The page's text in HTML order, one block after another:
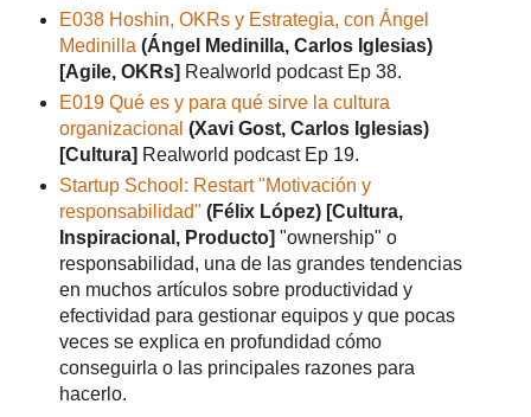
E038 Hoshin, OKRs y Estrategia, con Ángel
Medinilla (Ángel Medinilla, Carlos Iglesias)
[Agile, OKRs] Realworld podcast Ep 38.
E019 Qué es y para qué sirve la cultura
organizacional (Xavi Gost, Carlos Iglesias)
[Cultura] Realworld podcast Ep 19.
Startup School: Restart "Motivación y
responsabilidad" (Félix López) [Cultura,
Inspiracional, Producto] "ownership" o
responsabilidad, una de las grandes tendencias
en muchos artículos sobre productividad y
efectividad para gestionar equipos y que pocas
veces se explica en profundidad cómo
conseguirla o las principales razones para
hacerlo.